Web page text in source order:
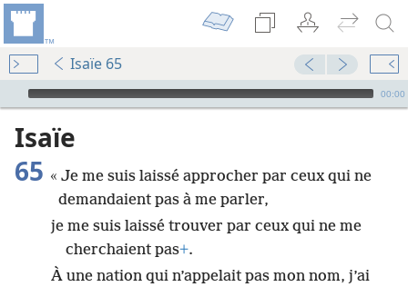
Isaïe 65
Audio Player
00:00
Isaïe
65 « Je me suis laissé approcher par ceux qui ne
demandaient pas à me parler,
je me suis laissé trouver par ceux qui ne me
cherchaient pas+.
À une nation qui n’appelait pas mon nom, j’ai